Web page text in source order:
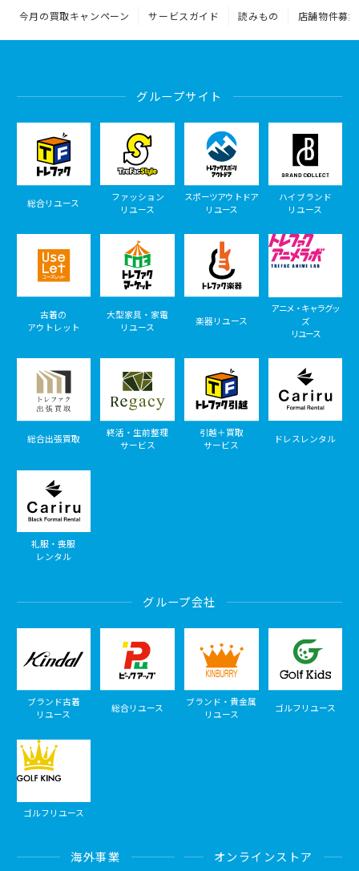
今月の買取キャンペーン サービスガイド 読みもの 店舗物件募集
グループサイト
総合リユース
ファッション
リユース
スポーツアウトドア
リユース
ハイブランド
リユース
古着の
アウトレット
大型家具・家電
リユース
楽器リユース
アニメ・キャラグッ
ズ
リユース
総合出張買取
終活・生前整理
サービス
引越＋買取
サービス
ドレスレンタル
礼服・喪服
レンタル
グループ会社
ブランド古着
リユース
総合リユース
ブランド・貴金属
リユース
ゴルフリユース
ゴルフリユース
海外事業 オンラインストア